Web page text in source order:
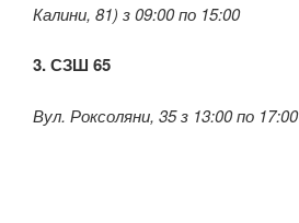
Калини, 81) з 09:00 по 15:00
3. СЗШ 65
Вул. Роксоляни, 35 з 13:00 по 17:00